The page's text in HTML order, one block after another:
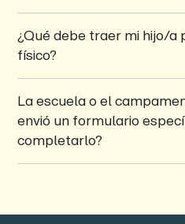
¿Qué debe traer mi hijo/a
físico?
La escuela o el
envió un formulario
completarlo?